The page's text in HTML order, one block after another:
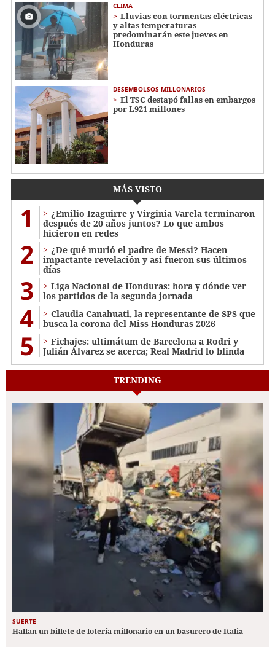
CLIMA
Lluvias con tormentas eléctricas
y altas temperaturas
predominarán este jueves en
Honduras
DESEMBOLSOS MILLONARIOS
El TSC destapó fallas en embargos
por L921 millones
MÁS VISTO
1
¿Emilio Izaguirre y Virginia Varela terminaron
después de 20 años juntos? Lo que ambos
hicieron en redes
2
¿De qué murió el padre de Messi? Hacen
impactante revelación y así fueron sus últimos
días
3
Liga Nacional de Honduras: hora y dónde ver
los partidos de la segunda jornada
4
Claudia Canahuati, la representante de SPS que
busca la corona del Miss Honduras 2026
5
Fichajes: ultimátum de Barcelona a Rodri y
Julián Álvarez se acerca; Real Madrid lo blinda
TRENDING
SUERTE
Hallan un billete de lotería millonario en un basurero de Italia